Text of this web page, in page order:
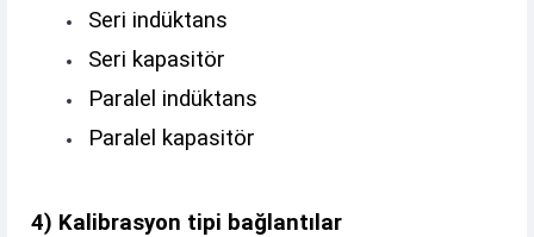
Seri indüktans
Seri kapasitör
Paralel indüktans
Paralel kapasitör
4) Kalibrasyon tipi bağlantılar